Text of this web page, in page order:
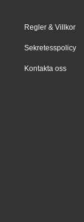
Regler & Villkor
Sekretesspolicy
Kontakta oss